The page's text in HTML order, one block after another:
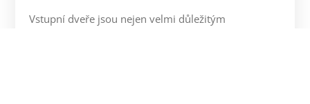
Vstupní dveře jsou nejen velmi důležitým